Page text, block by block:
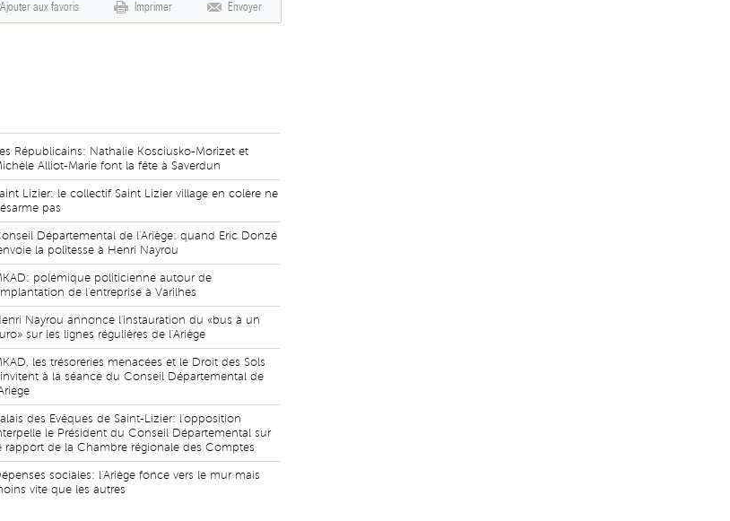
Ajouter aux favoris Imprimer Envoyer
Républicains: Nathalie Kosciusko-Morizet et
Alliot-Marie font la fête à Saverdun
Lizier: le collectif Saint Lizier village en colère ne
pas
Départemental de l'Ariège: quand Eric Donzé
la politesse à Henri Nayrou
polémique politicienne autour de
de l'entreprise à Varilhes
Nayrou annonce l'instauration du «bus à un
sur les lignes régulières de l'Ariège
les trésoreries menacées et le Droit des Sols
à la séance du Conseil Départemental de
des Evêques de Saint-Lizier: l'opposition
le Président du Conseil Départemental sur
rapport de la Chambre régionale des Comptes
sociales: l'Ariège fonce vers le mur mais
vite que les autres